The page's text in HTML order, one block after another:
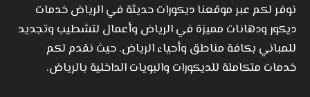
نوفر لكم عبر موقعنا ديكورات حديثة في الرياض خدمات
ديكور ودهانات مميزة في الرياض وأعمال لتشطيب وتجديد
للمباني بكافة مناطق وأحياء الرياض. حيث نقدم لكم
خدمات متكاملة للديكورات والبويات الداخلية بالرياض.